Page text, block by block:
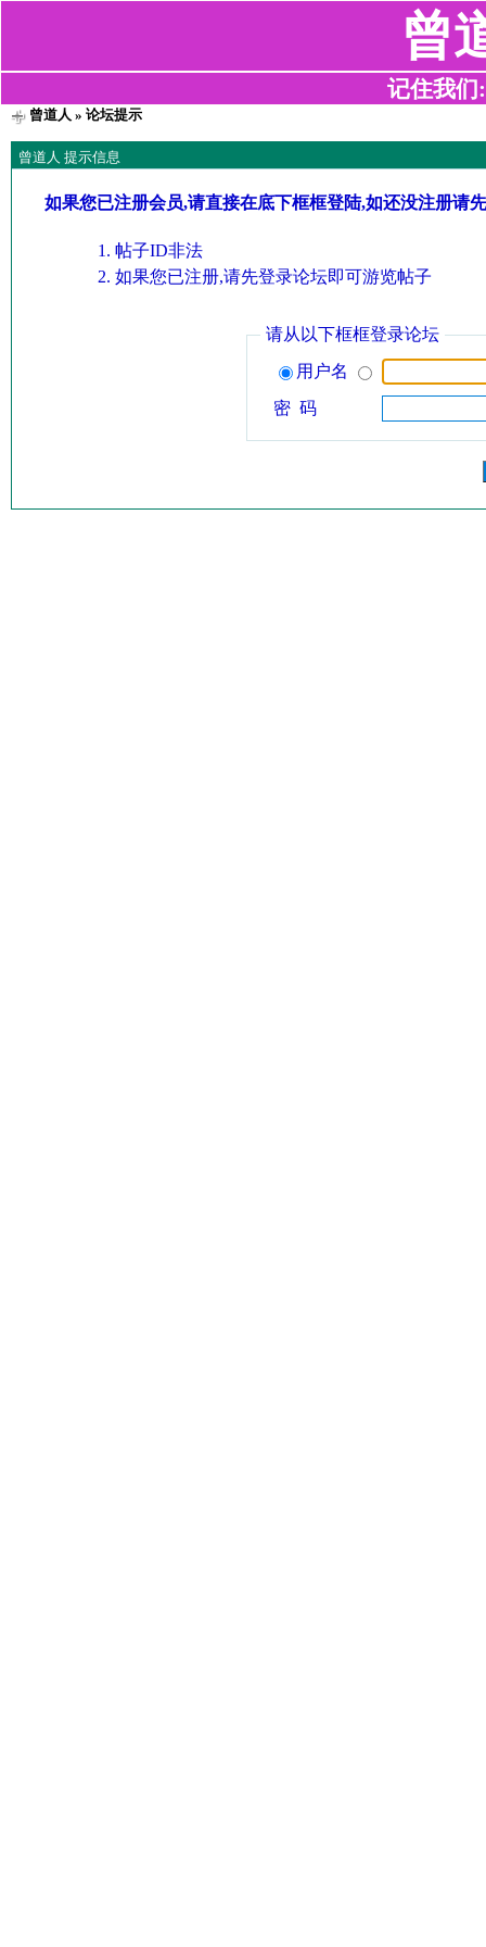
曾
记住我们
曾道人 » 论坛提示
曾道人 提示信息
如果您已注册会员,请直接在底下框框登陆,如还没注册请
帖子ID非法
如果您已注册,请先登录论坛即可游览帖子
请从以下框框登录论坛
用户名
密 码